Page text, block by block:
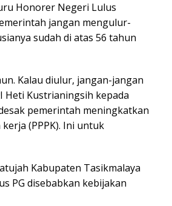
Honorer Negeri Lulus
jangan mengulur-
sudah di atas 56 tahun
Kalau diulur, jangan-jangan
Heti Kustrianingsih kepada
pemerintah meningkatkan
(PPPK). Ini untuk
Kabupaten Tasikmalaya
PG disebabkan kebijakan